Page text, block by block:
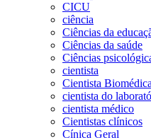
CICU
ciência
Ciências da
Ciências da saúde
Ciências
cientista
Cientista Biomédica
cientista do
cientista médico
Cientistas clínicos
Cínica Geral